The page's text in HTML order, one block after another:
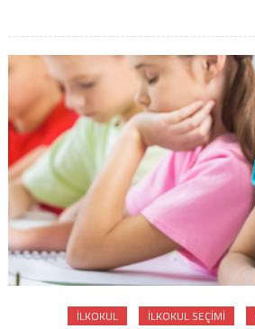
ILKOKUL ILKOKUL SEÇIMI